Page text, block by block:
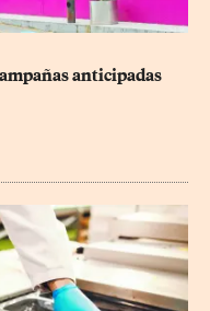
anticipadas